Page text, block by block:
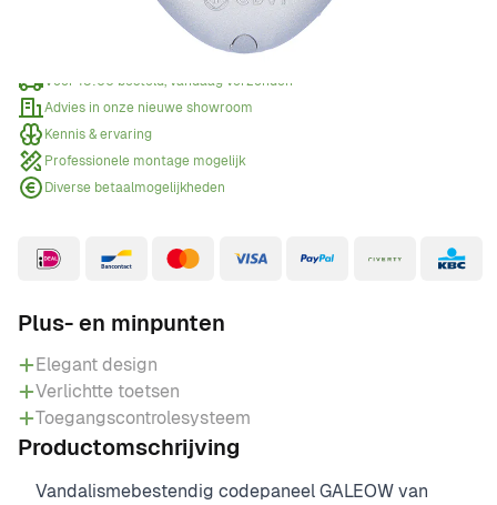
Wanneer een offerte aanvragen?
Voor 15:00 besteld, vandaag verzonden
Advies in onze nieuwe showroom
Kennis & ervaring
Professionele montage mogelijk
Diverse betaalmogelijkheden
Plus- en minpunten
Elegant design
Verlichtte toetsen
Toegangscontrolesysteem
Productomschrijving
Vandalismebestendig codepaneel GALEOW van